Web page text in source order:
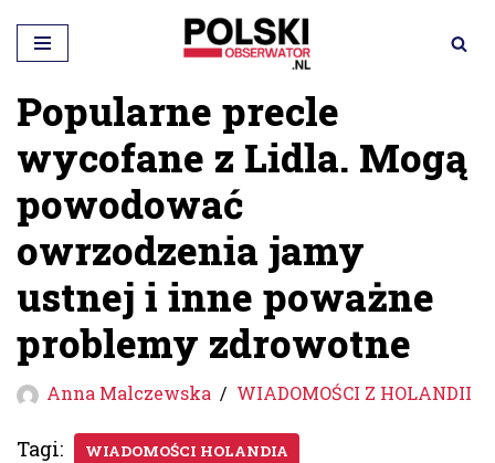
Przejdź
do
treści
Popularne precle
wycofane z Lidla. Mogą
powodować
owrzodzenia jamy
ustnej i inne poważne
problemy zdrowotne
Anna Malczewska WIADOMOŚCI Z HOLANDII
Tagi: WIADOMOŚCI HOLANDIA